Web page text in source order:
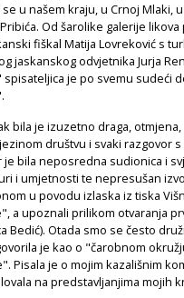
u našem kraju, u Crnoj Mlaki,
Od šarolike galerije
fiškal Matija Lovreković s
jaskanskog odvjetnika Jurja
spisateljica je po svemu sudeći
bila je izuzetno draga,
društvu i svaki razgovor
bila neposredna sudionica i
i umjetnosti te nepresušan
u povodu izlaska iz tiska
a upoznali prilikom otvaranja
Bedić). Otada smo se često
je kao o "čarobnom
Pisala je o mojim kazališnim
na predstavljanjima mojih